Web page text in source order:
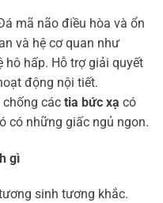
mã não điều hòa và ổn
và hệ cơ quan như
hô hấp. Hỗ trợ giải quyết
động nội tiết.
chống các tia bức xạ có
có những giấc ngủ ngon.
gì
sinh tương khắc.